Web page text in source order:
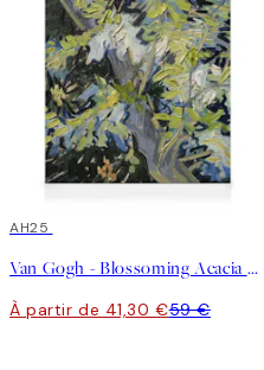
30%*
AH25
Van Gogh - Blossoming Acacia Branches Toile
À partir de 41,30 €59 €